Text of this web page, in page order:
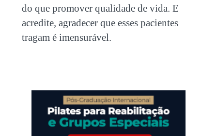
do que promover qualidade de vida. E
acredite, agradecer que esses pacientes
tragam é imensurável.